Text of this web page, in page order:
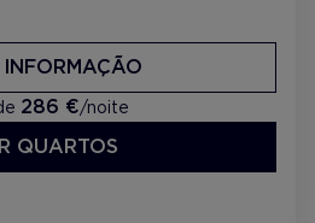
286 €/noite
QUARTOS